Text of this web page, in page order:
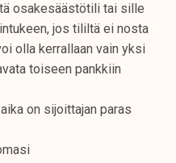
osakesäästötili tai sille
jos tililtä ei nosta
olla kerrallaan vain yksi
toiseen pankkiin
on sijoittajan paras